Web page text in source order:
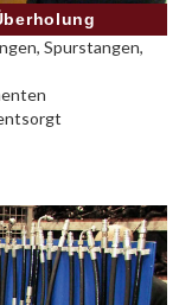
Spurstangen,